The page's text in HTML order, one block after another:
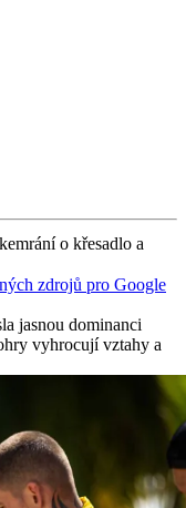
o křesadlo a
zdrojů pro Google
jasnou dominanci
vyhrocují vztahy a